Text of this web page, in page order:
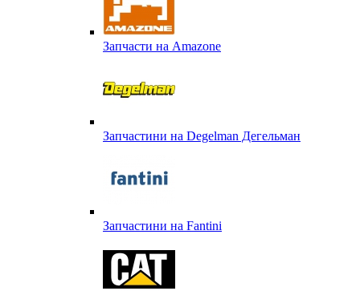
Запчасти на Amazone
Запчастини на Degelman Дегельман
Запчастини на Fantini